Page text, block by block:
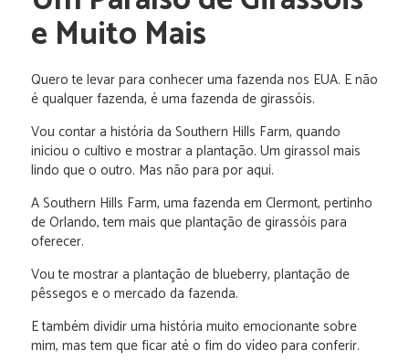
e Muito Mais
Quero te levar para conhecer uma fazenda nos EUA. E não
é qualquer fazenda, é uma fazenda de girassóis.
Vou contar a história da Southern Hills Farm, quando
iniciou o cultivo e mostrar a plantação. Um girassol mais
lindo que o outro. Mas não para por aqui.
A Southern Hills Farm, uma fazenda em Clermont, pertinho
de Orlando, tem mais que plantação de girassóis para
oferecer.
Vou te mostrar a plantação de blueberry, plantação de
pêssegos e o mercado da fazenda.
E também dividir uma história muito emocionante sobre
mim, mas tem que ficar até o fim do vídeo para conferir.